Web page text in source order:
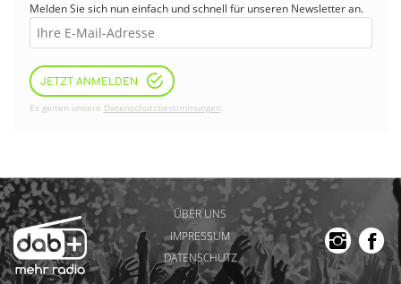
Melden Sie sich nun einfach und schnell für unseren Newsletter an.
JETZT ANMELDEN
Es gelten unsere Datenschutzbestimmungen.
ÜBER UNS
IMPRESSUM
DATENSCHUTZ